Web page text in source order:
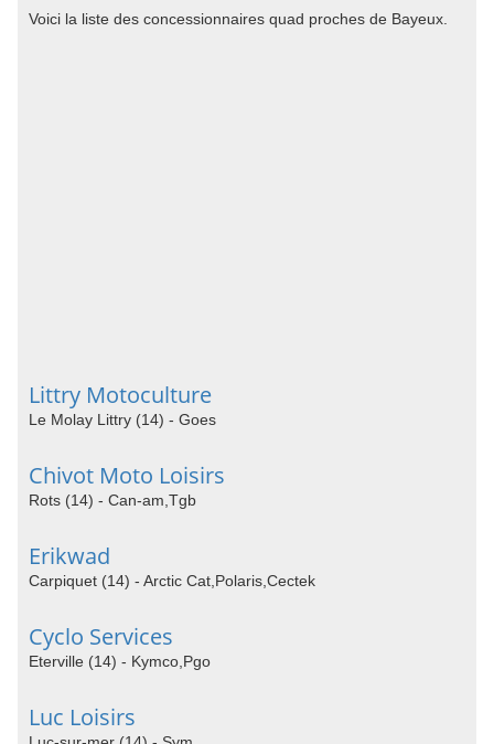
Voici la liste des concessionnaires quad proches de Bayeux.
Littry Motoculture
Le Molay Littry (14) - Goes
Chivot Moto Loisirs
Rots (14) - Can-am,Tgb
Erikwad
Carpiquet (14) - Arctic Cat,Polaris,Cectek
Cyclo Services
Eterville (14) - Kymco,Pgo
Luc Loisirs